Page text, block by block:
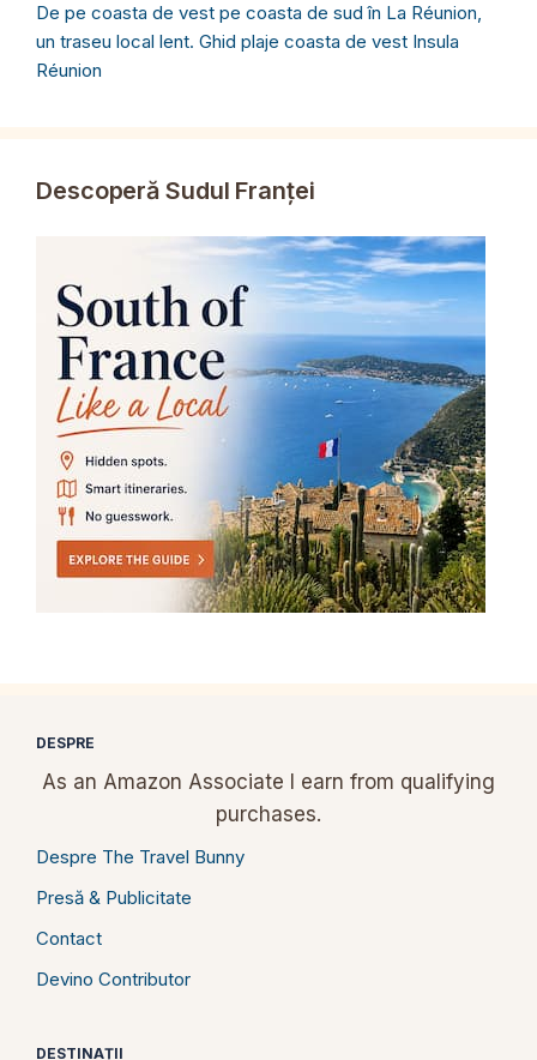
De pe coasta de vest pe coasta de sud în La Réunion,
un traseu local lent. Ghid plaje coasta de vest Insula
Réunion
Descoperă Sudul Franței
DESPRE
As an Amazon Associate I earn from qualifying
purchases.
Despre The Travel Bunny
Presă & Publicitate
Contact
Devino Contributor
DESTINAȚII